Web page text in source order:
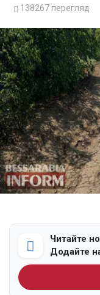
138267 перегляд
Читайте
Додайте